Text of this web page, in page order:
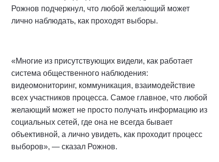
Рожнов подчеркнул, что любой желающий может
лично наблюдать, как проходят выборы.
«Многие из присутствующих видели, как работает
система общественного наблюдения:
видеомониторинг, коммуникация, взаимодействие
всех участников процесса. Самое главное, что любой
желающий может не просто получать информацию из
социальных сетей, где она не всегда бывает
объективной, а лично увидеть, как проходит процесс
выборов», — сказал Рожнов.